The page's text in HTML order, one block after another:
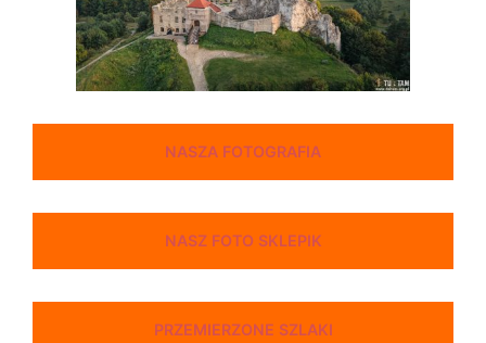
NASZA FOTOGRAFIA
NASZ FOTO SKLEPIK
PRZEMIERZONE SZLAKI